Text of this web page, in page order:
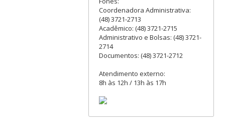
Coordenadora Administrativa:
(48) 3721-2713
Acadêmico: (48) 3721-2715
Administrativo e Bolsas: (48) 3721-
2714
Documentos: (48) 3721-2712
Atendimento externo:
8h às 12h / 13h às 17h